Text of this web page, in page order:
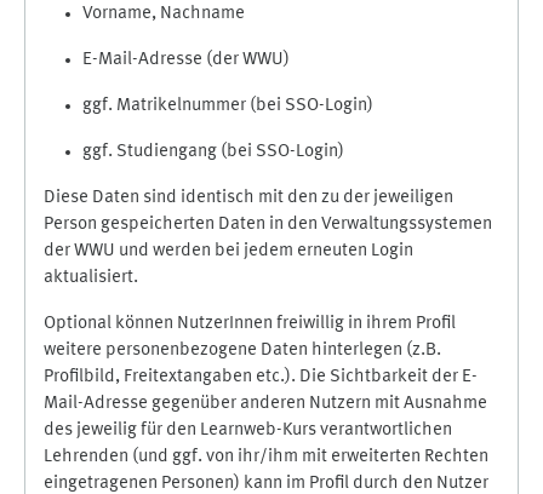
Vorname, Nachname
E-Mail-Adresse (der WWU)
ggf. Matrikelnummer (bei SSO-Login)
ggf. Studiengang (bei SSO-Login)
Diese Daten sind identisch mit den zu der jeweiligen
Person gespeicherten Daten in den Verwaltungssystemen
der WWU und werden bei jedem erneuten Login
aktualisiert.
Optional können NutzerInnen freiwillig in ihrem Profil
weitere personenbezogene Daten hinterlegen (z.B.
Profilbild, Freitextangaben etc.). Die Sichtbarkeit der E-
Mail-Adresse gegenüber anderen Nutzern mit Ausnahme
des jeweilig für den Learnweb-Kurs verantwortlichen
Lehrenden (und ggf. von ihr/ihm mit erweiterten Rechten
eingetragenen Personen) kann im Profil durch den Nutzer